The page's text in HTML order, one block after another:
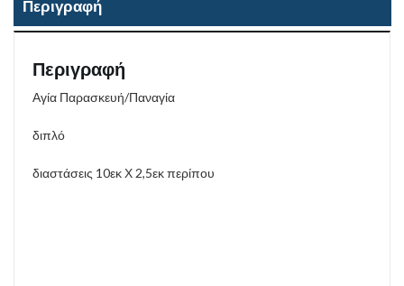
Περιγραφή
Περιγραφή
Αγία Παρασκευή/Παναγία
διπλό
διαστάσεις 10εκ Χ 2,5εκ περίπου